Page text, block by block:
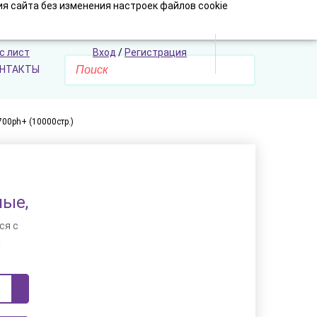
сайта без изменения настроек файлов cookie
лист Вход/Регистрация
(10000стр.)
с